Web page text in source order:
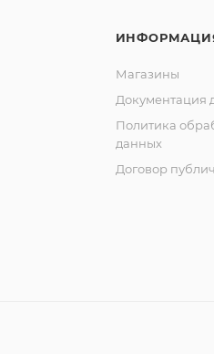
Магазины
Документация
Политика
данных
Договор